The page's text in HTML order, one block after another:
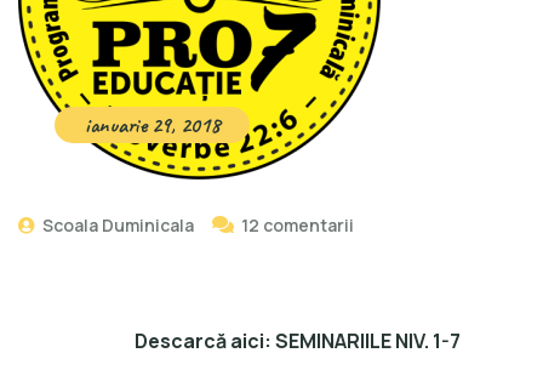
ianuarie 29, 2018
Scoala Duminicala 12 comentarii
Descarcă aici: SEMINARIILE NIV. 1-7